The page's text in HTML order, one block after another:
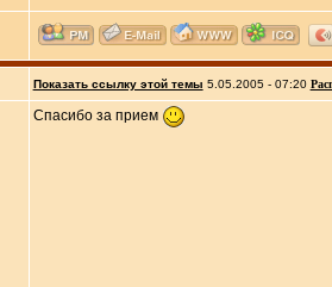
Показать ссылку этой темы 5.05.2005 - 07:20
Спасибо за прием